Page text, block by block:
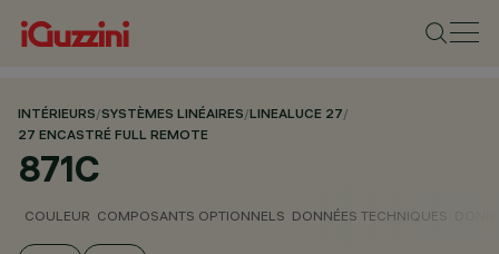
INTÉRIEURS/SYSTÈMES LINÉAIRES/LINEALUCE 27/
27 ENCASTRÉ FULL REMOTE
871C
COULEUR COMPOSANTS OPTIONNELS DONNÉES TECHNIQUES